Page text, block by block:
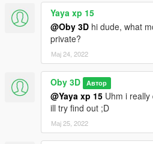
Yaya xp 15
@Oby 3D hi dude, what
private?
Мај 24, 2022
Oby 3D Автор
@Yaya xp 15 Uhm i
ill try find out ;D
Мај 25, 2022